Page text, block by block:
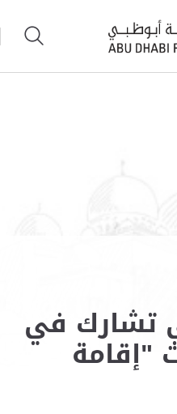
تشارك في
"إقامة